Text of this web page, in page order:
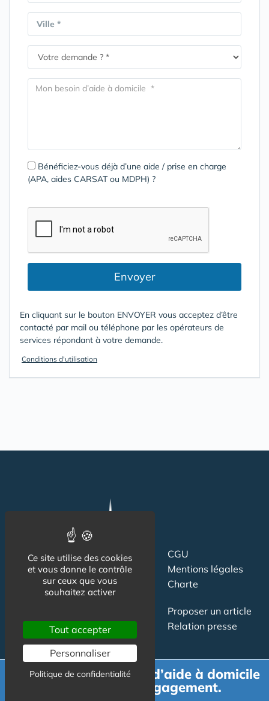
Ville *
Bénéficiez-vous déjà d’une aide / prise en charge
(APA, aides CARSAT ou MDPH) ?
Envoyer
En cliquant sur le bouton ENVOYER vous acceptez d’être
contacté par mail ou téléphone par les opérateurs de
services répondant à votre demande.
Conditions d'utilisation
Suivez-nous
CGU
Mentions légales
Charte
Newsletter
Publicité
Proposer un article
Relation presse
Demande de devis d’aide à domicile
gratuit et sans engagement.
Ce site utilise des cookies
et vous donne le contrôle
sur ceux que vous
souhaitez activer
Tout accepter
Personnaliser
Politique de confidentialité